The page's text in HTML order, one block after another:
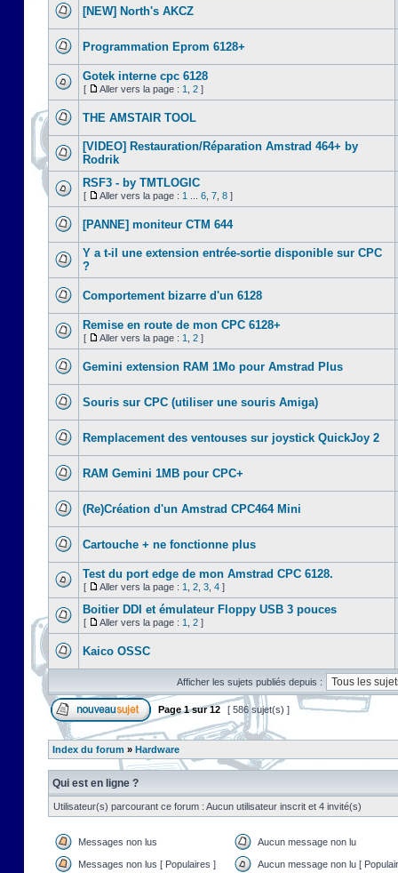
[NEW] North's AKCZ
Programmation Eprom 6128+
Gotek interne cpc 6128
[ Aller vers la page : 1 2 ]
THE AMSTAIR TOOL
[VIDEO] Restauration/Réparation Amstrad 464+ by
Rodrik
RSF3 - by TMTLOGIC
[ Aller vers la page : 1 6 7 8 ]
[PANNE] moniteur CTM 644
Y a t-il une extension entrée-sortie disponible sur CPC
?
Comportement bizarre d'un 6128
Remise en route de mon CPC 6128+
[ Aller vers la page : 1 2 ]
Gemini extension RAM 1Mo pour Amstrad Plus
Souris sur CPC (utiliser une souris Amiga)
Remplacement des ventouses sur joystick QuickJoy 2
RAM Gemini 1MB pour CPC+
(Re)Création d'un Amstrad CPC464 Mini
Cartouche + ne fonctionne plus
Test du port edge de mon Amstrad CPC 6128.
[ Aller vers la page : 1 2 3 4 ]
Boitier DDI et émulateur Floppy USB 3 pouces
[ Aller vers la page : 1 2 ]
Kaico OSSC
Afficher les sujets publiés depuis :
Page1sur12 [ 586 sujet(s) ]
Index du forum » Hardware
Qui est en ligne ?
Utilisateur(s) parcourant ce forum : Aucun utilisateur inscrit et 4 invité(s)
Messages non lus Aucun message non lu
Messages non lus [ Populaires ] Aucun message non lu [